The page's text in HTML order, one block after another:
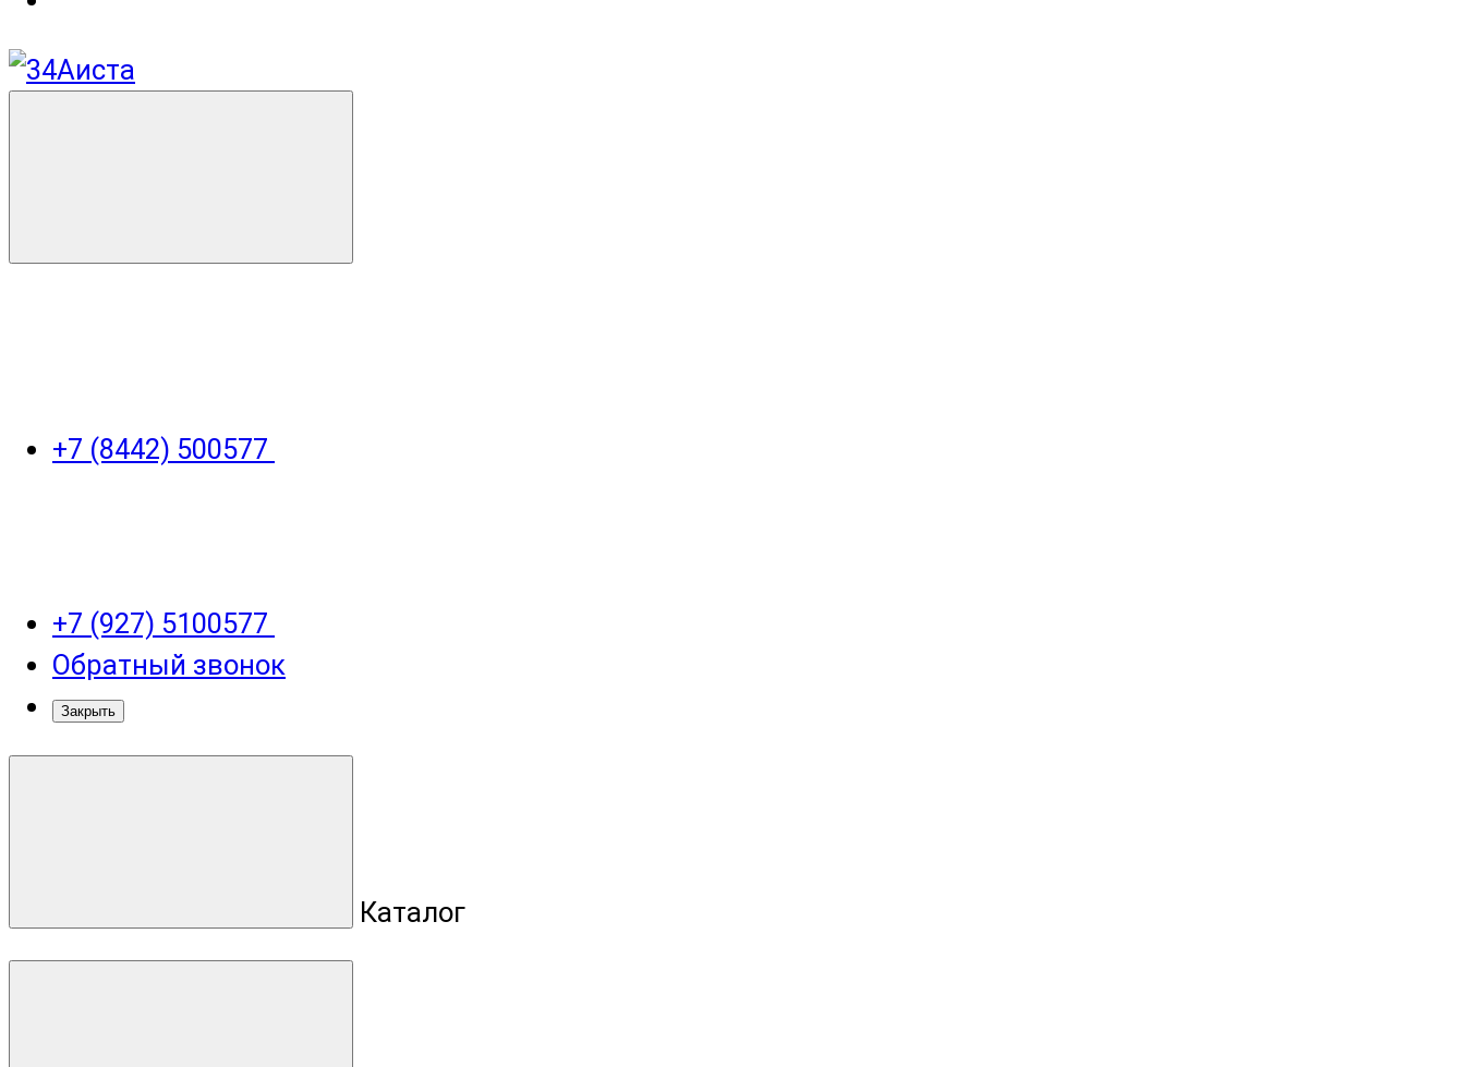
+7 (8442) 500577
+7 (927) 5100577
Обратный звонок
Закрыть
Каталог